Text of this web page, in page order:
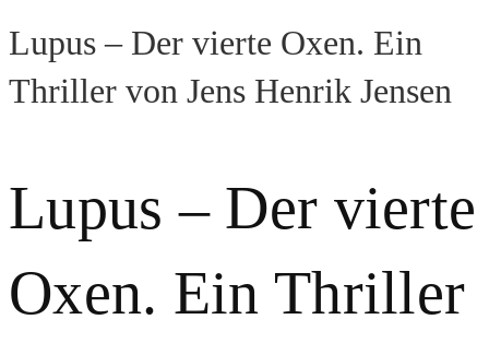
Lupus – Der vierte Oxen. Ein
Thriller von Jens Henrik Jensen
Lupus – Der vierte
Oxen. Ein Thriller